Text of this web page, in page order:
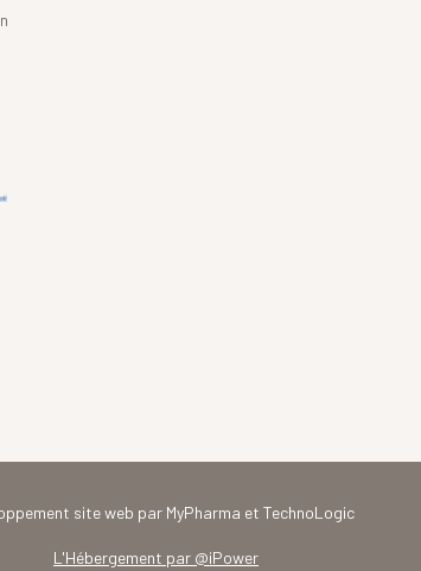
site web par MyPharma et TechnoLogic
L'Hébergement par @iPower